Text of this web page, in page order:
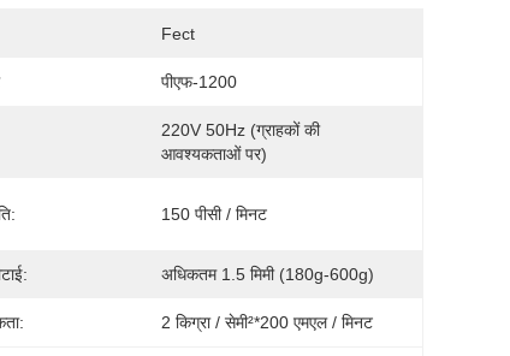
Fect
पीएफ-1200
220V 50Hz (ग्राहकों की
आवश्यकताओं पर)
150 पीसी / मिनट
अधिकतम 1.5 मिमी (180g-600g)
2 किग्रा / सेमी²*200 एमएल / मिनट